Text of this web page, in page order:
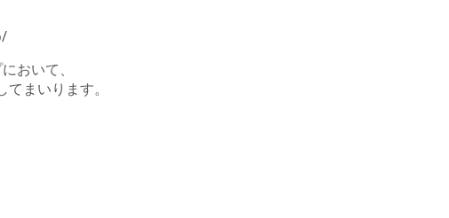
おいて、
まいります。